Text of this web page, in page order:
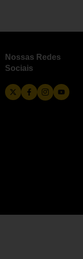
Nossas Redes
Sociais